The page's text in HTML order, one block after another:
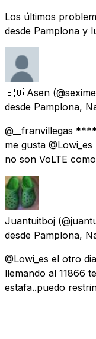
Los últimos
desde Pamplona y
🇪🇺 Asen
desde Pamplona,
@__franvillegas
me gusta
no son VoLTE
Juantuitboj
desde Pamplona,
@Lowi_es el otro
llemando al 11866
estafa..puedo